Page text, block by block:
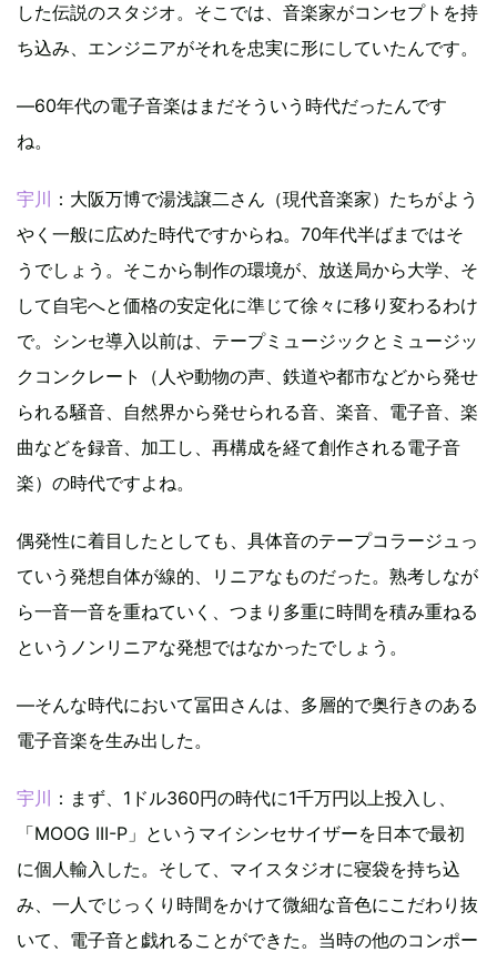
した伝説のスタジオ。そこでは、音楽家がコンセプトを持
ち込み、エンジニアがそれを忠実に形にしていたんです。
―60年代の電子音楽はまだそういう時代だったんです
ね。
宇川
：大阪万博で湯浅譲二さん（現代音楽家）たちがよう
やく一般に広めた時代ですからね。70年代半ばまではそ
うでしょう。そこから制作の環境が、放送局から大学、そ
して自宅へと価格の安定化に準じて徐々に移り変わるわけ
で。シンセ導入以前は、テープミュージックとミュージッ
クコンクレート（人や動物の声、鉄道や都市などから発せ
られる騒音、自然界から発せられる音、楽音、電子音、楽
曲などを録音、加工し、再構成を経て創作される電子音
楽）の時代ですよね。
偶発性に着目したとしても、具体音のテープコラージュっ
ていう発想自体が線的、リニアなものだった。熟考しなが
ら一音一音を重ねていく、つまり多重に時間を積み重ねる
というノンリニアな発想ではなかったでしょう。
―そんな時代において冨田さんは、多層的で奥行きのある
電子音楽を生み出した。
宇川
：まず、1ドル360円の時代に1千万円以上投入し、
「MOOG III-P」というマイシンセサイザーを日本で最初
に個人輸入した。そして、マイスタジオに寝袋を持ち込
み、一人でじっくり時間をかけて微細な音色にこだわり抜
いて、電子音と戯れることができた。当時の他のコンポー